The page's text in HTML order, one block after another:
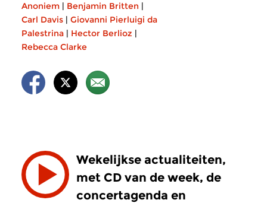
Anoniem | Benjamin Britten |
Carl Davis | Giovanni Pierluigi da
Palestrina | Hector Berlioz |
Rebecca Clarke
Wekelijkse actualiteiten,
met CD van de week, de
concertagenda en